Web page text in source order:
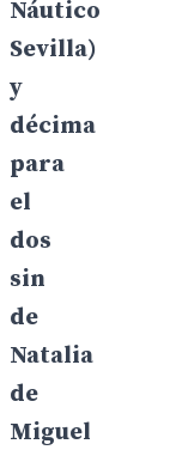
Náutico
Sevilla)
y
décima
para
el
dos
sin
de
Natalia
de
Miguel